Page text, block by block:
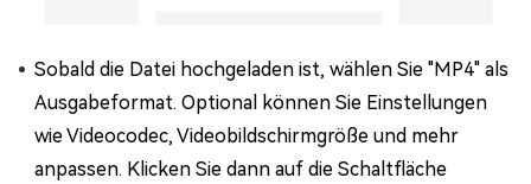
Sobald die Datei hochgeladen ist, wählen Sie "MP4" als
Ausgabeformat. Optional können Sie Einstellungen
wie Videocodec, Videobildschirmgröße und mehr
anpassen. Klicken Sie dann auf die Schaltfläche